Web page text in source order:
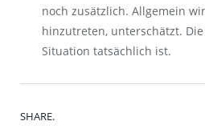
noch zusätzlich. Allgemein
hinzutreten, unterschätzt.
Situation tatsächlich ist.
SHARE.